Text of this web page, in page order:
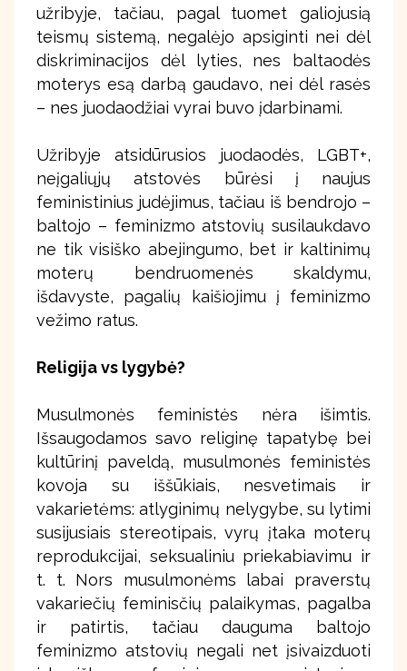
užribyje, tačiau, pagal tuomet galiojusią
teismų sistemą, negalėjo apsiginti nei dėl
diskriminacijos dėl lyties, nes baltaodės
moterys esą darbą gaudavo, nei dėl rasės
– nes juodaodžiai vyrai buvo įdarbinami.
Užribyje atsidūrusios juodaodės, LGBT+,
neįgaliųjų atstovės būrėsi į naujus
feministinius judėjimus, tačiau iš bendrojo –
baltojo – feminizmo atstovių susilaukdavo
ne tik visiško abejingumo, bet ir kaltinimų
moterų bendruomenės skaldymu,
išdavyste, pagalių kaišiojimu į feminizmo
vežimo ratus.
Religija vs lygybė?
Musulmonės feministės nėra išimtis.
Išsaugodamos savo religinę tapatybę bei
kultūrinį paveldą, musulmonės feministės
kovoja su iššūkiais, nesvetimais ir
vakarietėms: atlyginimų nelygybe, su lytimi
susijusiais stereotipais, vyrų įtaka moterų
reprodukcijai, seksualiniu priekabiavimu ir
t. t. Nors musulmonėms labai praverstų
vakariečių feminisčių palaikymas, pagalba
ir patirtis, tačiau dauguma baltojo
feminizmo atstovių negali net įsivaizduoti